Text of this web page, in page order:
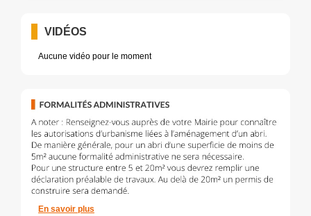
VIDÉOS
Aucune vidéo pour le moment
En savoir plus